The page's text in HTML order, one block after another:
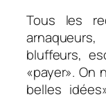
Tous les
bluffeurs,
«payer». On
belles